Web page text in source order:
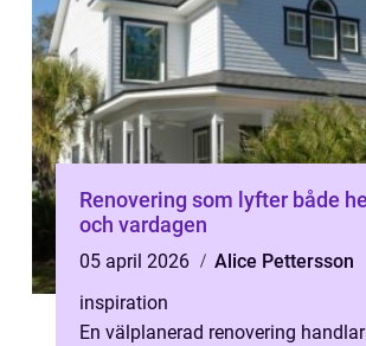
Renovering som lyfter både
och vardagen
05 april 2026
Alice Pettersson
inspiration
En välplanerad renovering